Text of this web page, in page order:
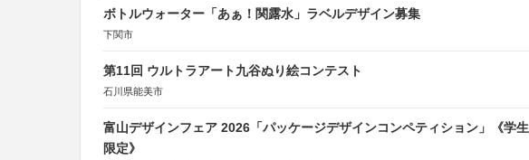
ボトルウォーター「あぁ！関露水」ラベルデザイン募集
下関市
第11回 ウルトラアート九谷ぬり絵コンテスト
石川県能美市
富山デザインフェア 2026「パッケージデザインコンペティション」《学生
限定》